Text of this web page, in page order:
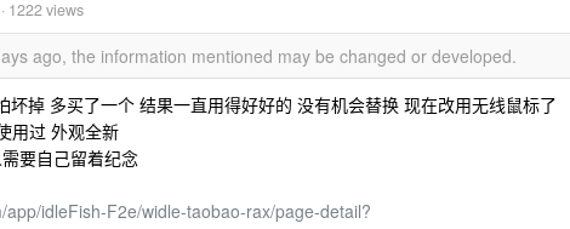
· 1222 views
ago, the information mentioned may be changed or developed.
坏掉 多买了一个 结果一直用得好好的 没有机会替换 现在改用无线鼠标了
用过 外观全新
要自己留着纪念
idleFish-F2e/widle-taobao-rax/page-detail?